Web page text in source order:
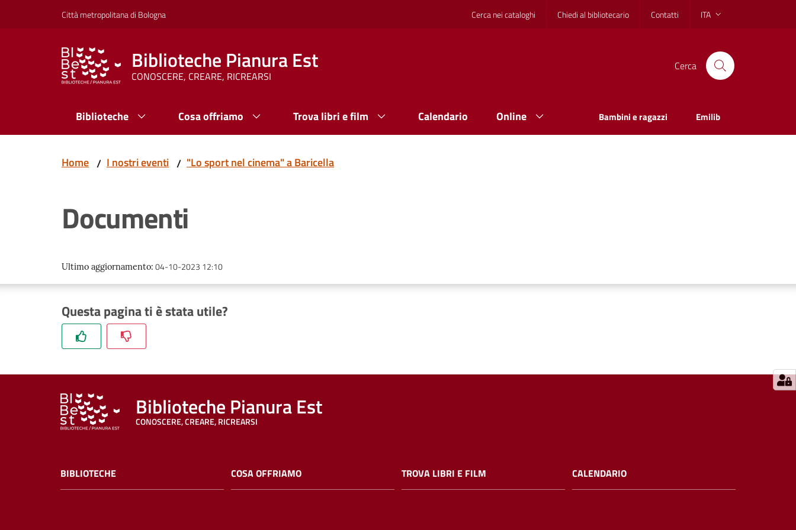
Vai al contenuto
Vai alla navigazioneCittà metropolitana di Bologna Cerca nei cataloghi Chiedi al bibliotecario Contatti ITA
Biblioteche Pianura Est
CONOSCERE, CREARE, RICREARSI
Cerca
Biblioteche Cosa offriamo Trova libri e film Calendario Online Bambini e ragazzi Emilib
Home / I nostri eventi / "Lo sport nel cinema" a Baricella
Documenti
Ultimo aggiornamento: 04-10-2023 12:10
Questa pagina ti è stata utile?
Biblioteche Pianura Est
CONOSCERE, CREARE, RICREARSI
BIBLIOTECHE COSA OFFRIAMO TROVA LIBRI E FILM CALENDARIO